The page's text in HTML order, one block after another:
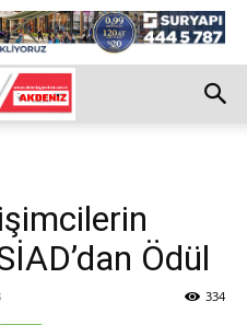
Ödül
334